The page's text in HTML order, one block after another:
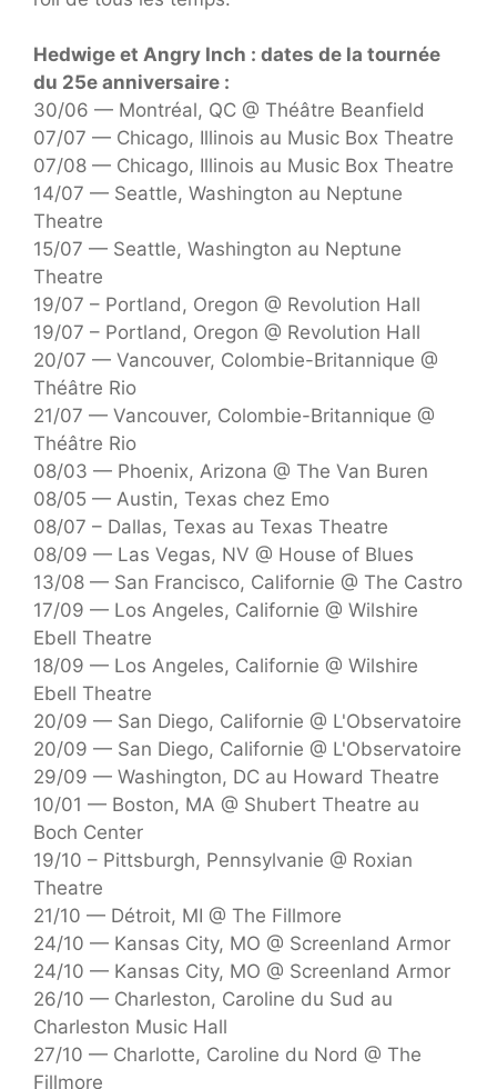
Hedwige et Angry Inch : dates de la tournée
du 25e anniversaire :
30/06 — Montréal, QC @ Théâtre Beanfield
07/07 — Chicago, Illinois au Music Box Theatre
07/08 — Chicago, Illinois au Music Box Theatre
14/07 — Seattle, Washington au Neptune
Theatre
15/07 — Seattle, Washington au Neptune
Theatre
19/07 – Portland, Oregon @ Revolution Hall
19/07 – Portland, Oregon @ Revolution Hall
20/07 — Vancouver, Colombie-Britannique @
Théâtre Rio
21/07 — Vancouver, Colombie-Britannique @
Théâtre Rio
08/03 — Phoenix, Arizona @ The Van Buren
08/05 — Austin, Texas chez Emo
08/07 – Dallas, Texas au Texas Theatre
08/09 — Las Vegas, NV @ House of Blues
13/08 — San Francisco, Californie @ The Castro
17/09 — Los Angeles, Californie @ Wilshire
Ebell Theatre
18/09 — Los Angeles, Californie @ Wilshire
Ebell Theatre
20/09 — San Diego, Californie @ L'Observatoire
20/09 — San Diego, Californie @ L'Observatoire
29/09 — Washington, DC au Howard Theatre
10/01 — Boston, MA @ Shubert Theatre au
Boch Center
19/10 – Pittsburgh, Pennsylvanie @ Roxian
Theatre
21/10 — Détroit, MI @ The Fillmore
24/10 — Kansas City, MO @ Screenland Armor
24/10 — Kansas City, MO @ Screenland Armor
26/10 — Charleston, Caroline du Sud au
Charleston Music Hall
27/10 — Charlotte, Caroline du Nord @ The
Fillmore